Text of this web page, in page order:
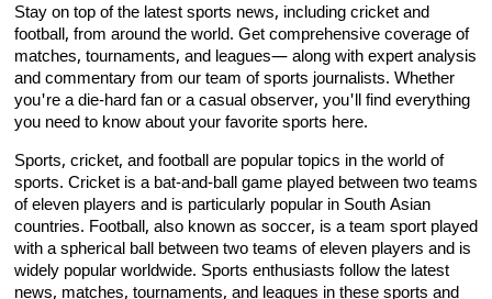
Stay on top of the latest sports news, including cricket and
football, from around the world. Get comprehensive coverage of
matches, tournaments, and leagues— along with expert analysis
and commentary from our team of sports journalists. Whether
you're a die-hard fan or a casual observer, you'll find everything
you need to know about your favorite sports here.
Sports, cricket, and football are popular topics in the world of
sports. Cricket is a bat-and-ball game played between two teams
of eleven players and is particularly popular in South Asian
countries. Football, also known as soccer, is a team sport played
with a spherical ball between two teams of eleven players and is
widely popular worldwide. Sports enthusiasts follow the latest
news, matches, tournaments, and leagues in these sports and